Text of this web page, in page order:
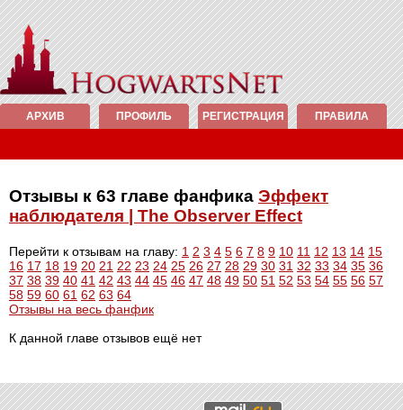
АРХИВ ПРОФИЛЬ РЕГИСТРАЦИЯ ПРАВИЛА
Отзывы к 63 главе фанфика Эффект
наблюдателя | The Observer Effect
Перейти к отзывам на главу: 1 2 3 4 5 6 7 8 9 10 11 12 13 14 15
16 17 18 19 20 21 22 23 24 25 26 27 28 29 30 31 32 33 34 35 36
37 38 39 40 41 42 43 44 45 46 47 48 49 50 51 52 53 54 55 56 57
58 59 60 61 62 63 64
Отзывы на весь фанфик
К данной главе отзывов ещё нет